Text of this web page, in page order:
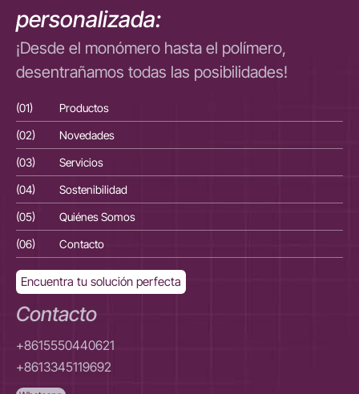
personalizada:
¡Desde el monómero hasta el polímero,
desentrañamos todas las posibilidades!
(01) Productos
(02)
Novedades
(03)
Servicios
(04)
Sostenibilidad
(05)
Quiénes Somos
(06)
Contacto
Encuentra tu solución perfecta
Contacto
+8615550440621
+8613345119692